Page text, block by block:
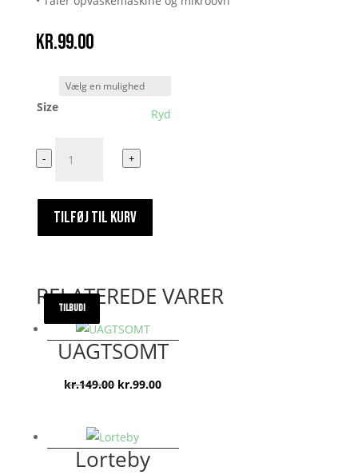
kr.99.00
Size Ryd
Ren
kop
kronprinsen
antal
- +
TILFØJ TIL KURV
RELATEREDE VARER
TILBUD!
UAGTSOMT
kr.149.00 Den
var:
kr.149.00.
kr.99.00Den
er:
TILBUD!
Lorteby
TILBUD!